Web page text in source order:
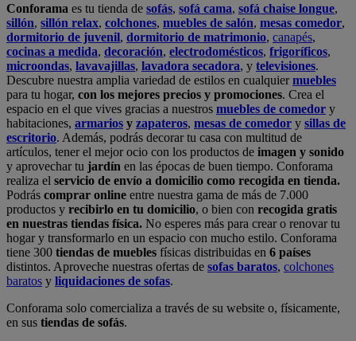
Conforama es tu tienda de sofás, sofá cama, sofá chaise longue,
sillón, sillón relax, colchones, muebles de salón, mesas comedor,
dormitorio de juvenil, dormitorio de matrimonio, canapés,
cocinas a medida, decoración, electrodomésticos, frigoríficos,
microondas, lavavajillas, lavadora secadora, y televisiones.
Descubre nuestra amplia variedad de estilos en cualquiermuebles
para tu hogar, con los mejores precios y promociones. Crea el
espacio en el que vives gracias a nuestros muebles de comedor y
habitaciones, armarios y zapateros, mesas de comedor y sillas de
escritorio. Además, podrás decorar tu casa con multitud de
artículos, tener el mejor ocio con los productos de imagen y sonido
y aprovechar tu jardín en las épocas de buen tiempo. Conforama
realiza el servicio de envío a domicilio como recogida en tienda.
Podrás comprar online entre nuestra gama de más de 7.000
productos y recibirlo en tu domicilio, o bien con recogida gratis
en nuestras tiendas física. No esperes más para crear o renovar tu
hogar y transformarlo en un espacio con mucho estilo. Conforama
tiene 300 tiendas de muebles físicas distribuidas en 6 países
distintos. Aproveche nuestras ofertas de sofas baratos, colchones
baratos y liquidaciones de sofas.
Conforama solo comercializa a través de su website o, físicamente,
en sus tiendas de sofás.